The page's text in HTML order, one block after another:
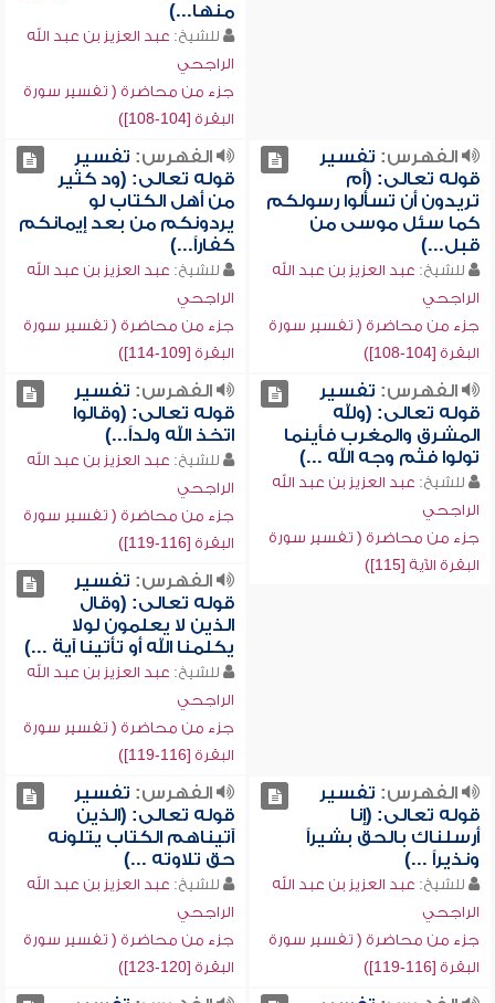
منها...)
للشيخ: عبد العزيز بن عبد الله
الراجحي
جزء من محاضرة ( تفسير سورة
البقرة [104-108])
الفهرس: تفسير
قوله تعالى: (أم
تريدون أن تسألوا رسولكم
كما سئل موسى من
قبل...)
للشيخ: عبد العزيز بن عبد الله
الراجحي
جزء من محاضرة ( تفسير سورة
البقرة [104-108])
الفهرس: تفسير
قوله تعالى: (ود كثير
من أهل الكتاب لو
يردونكم من بعد إيمانكم
كفاراً...)
للشيخ: عبد العزيز بن عبد الله
الراجحي
جزء من محاضرة ( تفسير سورة
البقرة [109-114])
الفهرس: تفسير
قوله تعالى: (ولله
المشرق والمغرب فأينما
تولوا فثم وجه الله ...)
للشيخ: عبد العزيز بن عبد الله
الراجحي
جزء من محاضرة ( تفسير سورة
البقرة الآية [115])
الفهرس: تفسير
قوله تعالى: (وقالوا
اتخذ الله ولداً...)
للشيخ: عبد العزيز بن عبد الله
الراجحي
جزء من محاضرة ( تفسير سورة
البقرة [116-119])
الفهرس: تفسير
قوله تعالى: (وقال
الذين لا يعلمون لولا
يكلمنا الله أو تأتينا آية ...)
للشيخ: عبد العزيز بن عبد الله
الراجحي
جزء من محاضرة ( تفسير سورة
البقرة [116-119])
الفهرس: تفسير
قوله تعالى: (إنا
أرسلناك بالحق بشيراً
ونذيراً ...)
للشيخ: عبد العزيز بن عبد الله
الراجحي
جزء من محاضرة ( تفسير سورة
البقرة [116-119])
الفهرس: تفسير
قوله تعالى: (الذين
آتيناهم الكتاب يتلونه
حق تلاوته ...)
للشيخ: عبد العزيز بن عبد الله
الراجحي
جزء من محاضرة ( تفسير سورة
البقرة [120-123])